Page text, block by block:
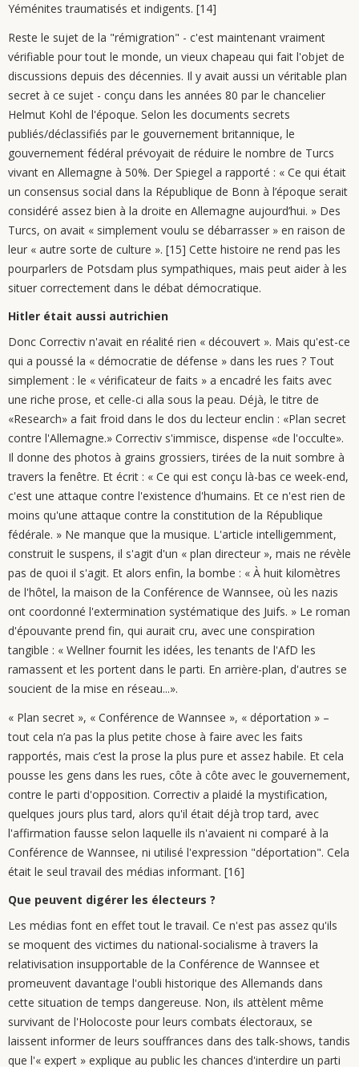
Yéménites traumatisés et indigents. [14]
Reste le sujet de la "rémigration" - c'est maintenant vraiment
vérifiable pour tout le monde, un vieux chapeau qui fait l'objet de
discussions depuis des décennies. Il y avait aussi un véritable plan
secret à ce sujet - conçu dans les années 80 par le chancelier
Helmut Kohl de l'époque. Selon les documents secrets
publiés/déclassifiés par le gouvernement britannique, le
gouvernement fédéral prévoyait de réduire le nombre de Turcs
vivant en Allemagne à 50%. Der Spiegel a rapporté : « Ce qui était
un consensus social dans la République de Bonn à l’époque serait
considéré assez bien à la droite en Allemagne aujourd’hui. » Des
Turcs, on avait « simplement voulu se débarrasser » en raison de
leur « autre sorte de culture ». [15] Cette histoire ne rend pas les
pourparlers de Potsdam plus sympathiques, mais peut aider à les
situer correctement dans le débat démocratique.
Hitler était aussi autrichien
Donc Correctiv n'avait en réalité rien « découvert ». Mais qu'est-ce
qui a poussé la « démocratie de défense » dans les rues ? Tout
simplement : le « vérificateur de faits » a encadré les faits avec
une riche prose, et celle-ci alla sous la peau. Déjà, le titre de
«Research» a fait froid dans le dos du lecteur enclin : «Plan secret
contre l'Allemagne.» Correctiv s'immisce, dispense «de l'occulte».
Il donne des photos à grains grossiers, tirées de la nuit sombre à
travers la fenêtre. Et écrit : « Ce qui est conçu là-bas ce week-end,
c'est une attaque contre l'existence d'humains. Et ce n'est rien de
moins qu'une attaque contre la constitution de la République
fédérale. » Ne manque que la musique. L'article intelligemment,
construit le suspens, il s'agit d'un « plan directeur », mais ne révèle
pas de quoi il s'agit. Et alors enfin, la bombe : « À huit kilomètres
de l'hôtel, la maison de la Conférence de Wannsee, où les nazis
ont coordonné l'extermination systématique des Juifs. » Le roman
d'épouvante prend fin, qui aurait cru, avec une conspiration
tangible : « Wellner fournit les idées, les tenants de l'AfD les
ramassent et les portent dans le parti. En arrière-plan, d'autres se
soucient de la mise en réseau...».
« Plan secret », « Conférence de Wannsee », « déportation » –
tout cela n’a pas la plus petite chose à faire avec les faits
rapportés, mais c’est la prose la plus pure et assez habile. Et cela
pousse les gens dans les rues, côte à côte avec le gouvernement,
contre le parti d'opposition. Correctiv a plaidé la mystification,
quelques jours plus tard, alors qu'il était déjà trop tard, avec
l'affirmation fausse selon laquelle ils n'avaient ni comparé à la
Conférence de Wannsee, ni utilisé l'expression "déportation". Cela
était le seul travail des médias informant. [16]
Que peuvent digérer les électeurs ?
Les médias font en effet tout le travail. Ce n'est pas assez qu'ils
se moquent des victimes du national-socialisme à travers la
relativisation insupportable de la Conférence de Wannsee et
promeuvent davantage l'oubli historique des Allemands dans
cette situation de temps dangereuse. Non, ils attèlent même
survivant de l'Holocoste pour leurs combats électoraux, se
laissent informer de leurs souffrances dans des talk-shows, tandis
que l'« expert » explique au public les chances d'interdire un parti